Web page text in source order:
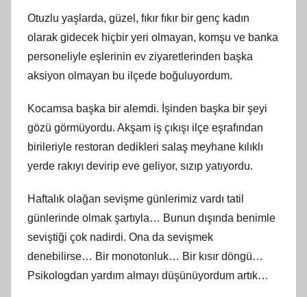
Otuzlu yaşlarda, güzel, fıkır fıkır bir genç kadın
olarak gidecek hiçbir yeri olmayan, komşu ve banka
personeliyle eşlerinin ev ziyaretlerinden başka
aksiyon olmayan bu ilçede boğuluyordum.
Kocamsa başka bir alemdi. İşinden başka bir şeyi
gözü görmüyordu. Akşam iş çıkışı ilçe eşrafından
birileriyle restoran dedikleri salaş meyhane kılıklı
yerde rakıyı devirip eve geliyor, sızıp yatıyordu.
Haftalık olağan sevişme günlerimiz vardı tatil
günlerinde olmak şartıyla… Bunun dışında benimle
seviştiği çok nadirdi. Ona da sevişmek
denebilirse… Bir monotonluk… Bir kısır döngü…
Psikologdan yardım almayı düşünüyordum artık…